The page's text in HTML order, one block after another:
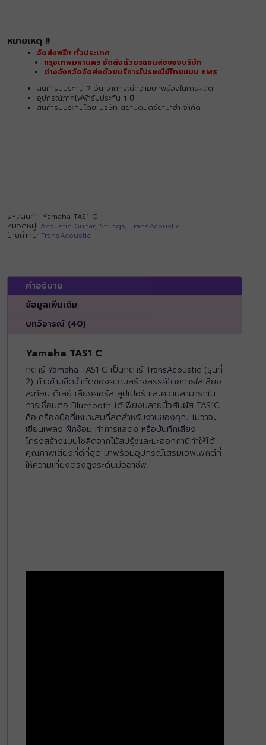
หมายเหตุ !!
จัดส่งฟรี!! ทั่วประเทศ
กรุงเทพมหานคร จัดส่งด้วยรถขนส่งของบริษัท
ต่างจังหวัดจัดส่งด้วยบริการไปรษณีย์ไทยแบบ EMS
สินค้ารับประกัน 7 วัน จากกรณีความบกพร่องในการผลิต
อุปกรณ์ภาคไฟฟ้ารับประกัน 1 ปี
สินค้ารับประกันโดย บริษัท สยามดนตรียามาฮ่า จำกัด
รหัสสินค้า: Yamaha TAS1 C
หมวดหมู่: Acoustic Guitar, Strings, TransAcoustic
ป้ายกำกับ: TransAcoustic
คำอธิบาย
ข้อมูลเพิ่มเติม
บทวิจารณ์ (40)
Yamaha TAS1 C
กีตาร์ Yamaha TAS1 C เป็นกีตาร์ TransAcoustic (รุ่นที่
2) ก้าวข้ามขีดจำกัดของความสร้างสรรค์โดยการใส่เสียง
สะท้อน ดีเลย์ เสียงคอรัส ลูปเปอร์ และความสามารถใน
การเชื่อมต่อ Bluetooth ได้เพียงปลายนิ้วสัมผัส TAS1C
คือเครื่องมือที่เหมาะสมที่สุดสำหรับงานของคุณ ไม่ว่าจะ
เขียนเพลง ฝึกซ้อม ทำการแสดง หรือบันทึกเสียง
โครงสร้างแบบโซลิดจากไม้สปรู๊ซและมะฮอกกานีทำให้ได้
คุณภาพเสียงที่ดีที่สุด มาพร้อมอุปกรณ์เสริมเอฟเฟกต์ที่
ให้ความเที่ยงตรงสูงระดับมืออาชีพ